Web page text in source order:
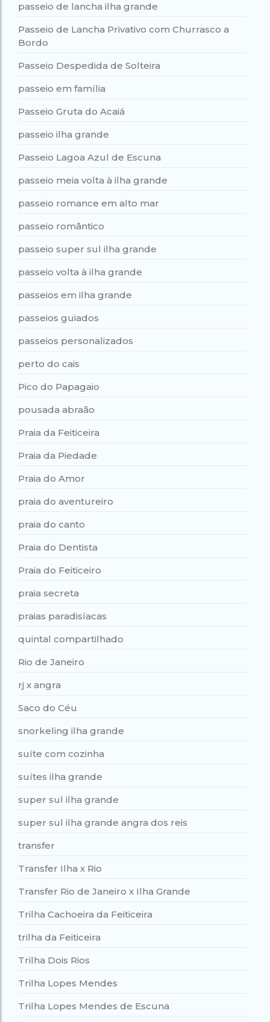
passeio de lancha ilha grande
Passeio de Lancha Privativo com Churrasco a
Bordo
Passeio Despedida de Solteira
passeio em família
Passeio Gruta do Acaiá
passeio ilha grande
Passeio Lagoa Azul de Escuna
passeio meia volta à ilha grande
passeio romance em alto mar
passeio romântico
passeio super sul ilha grande
passeio volta à ilha grande
passeios em ilha grande
passeios guiados
passeios personalizados
perto do cais
Pico do Papagaio
pousada abraão
Praia da Feiticeira
Praia da Piedade
Praia do Amor
praia do aventureiro
praia do canto
Praia do Dentista
Praia do Feiticeiro
praia secreta
praias paradisíacas
quintal compartilhado
Rio de Janeiro
rj x angra
Saco do Céu
snorkeling ilha grande
suíte com cozinha
suítes ilha grande
super sul ilha grande
super sul ilha grande angra dos reis
transfer
Transfer Ilha x Rio
Transfer Rio de Janeiro x Ilha Grande
Trilha Cachoeira da Feiticeira
trilha da Feiticeira
Trilha Dois Rios
Trilha Lopes Mendes
Trilha Lopes Mendes de Escuna